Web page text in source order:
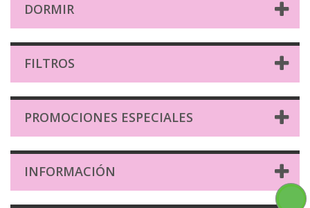
DORMIR
FILTROS
PROMOCIONES ESPECIALES
INFORMACIÓN